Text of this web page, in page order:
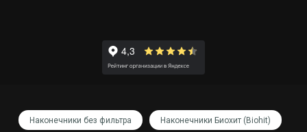
Наконечники без фильтра Наконечники Биохит (Biohit)